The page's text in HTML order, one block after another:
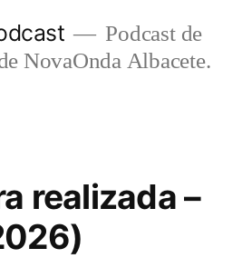
Podcast de
NovaOnda Albacete.
realizada –